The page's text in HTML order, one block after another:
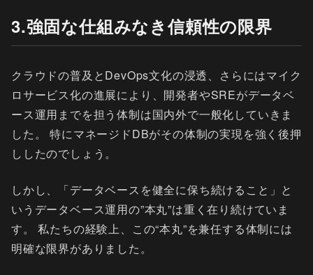
3.強固な仕組みなき信頼性の限界
クラウドの普及とDevOps文化の浸透、さらにはマイク
ロサービス化の進展により、開発者やSREがデータベ
ース運用までを担う体制は国内外で一般化していきま
した。 特にマネージドDBがその体制の実現を強く後押
ししたのでしょう。
しかし、「データベースを健全に保ち続けること」と
いうデータベース運用の”本丸”は重く在り続けていま
す。 私たちの経験上、この“本丸”を兼任する体制には
明確な限界がありました。